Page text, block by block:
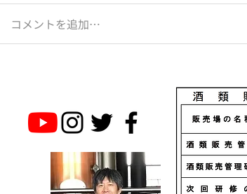
コメントを追加…